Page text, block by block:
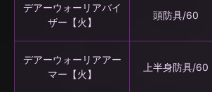
デアーウォーリアバイ
ザー【火】
頭防具/60
デアーウォーリアアー
マー【火】
上半身防具/60